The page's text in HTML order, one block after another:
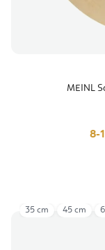
MEINL
8-
35 cm 45 cm